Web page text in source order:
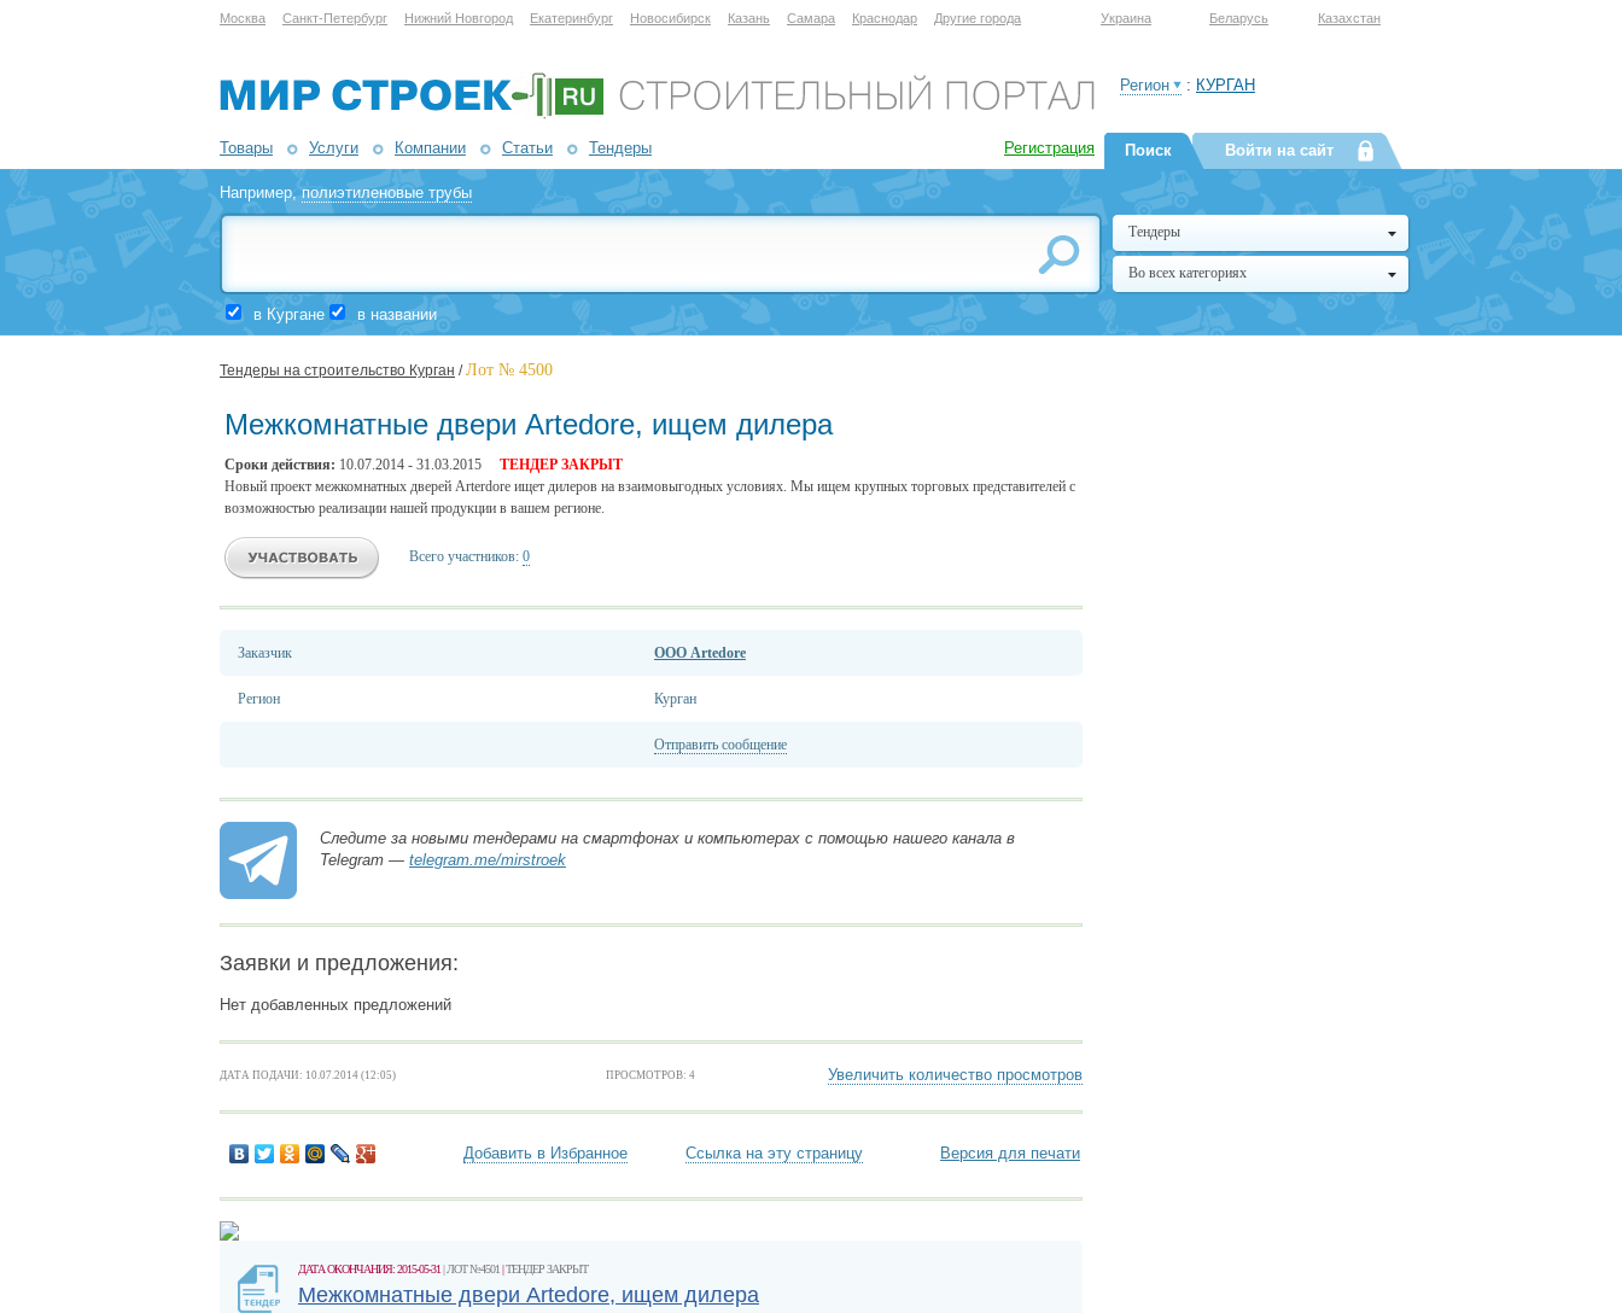
Москва Санкт-Петербург Нижний Новгород Екатеринбург Новосибирск Казань Самара Краснодар Другие города Украина Беларусь Казахстан
Товары Услуги Компании Статьи Тендеры Регистрация
Регион : КУРГАН
Например,полиэтиленовые трубы
в Кургане в названии
Поиск Войти на сайт
Тендеры
Во всех категориях
Тендеры на строительство Курган /Лот № 4500
Межкомнатные двери Artedore, ищем дилера
Сроки действия: 10.07.2014 - 31.03.2015
ТЕНДЕР ЗАКРЫТ
Новый проект межкомнатных дверей Arterdore ищет дилеров на взаимовыгодных условиях. Мы ищем крупных торговых представителей с
возможностью реализации нашей продукции в вашем регионе.
Всего участников: 0
Заказчик ООО Artedore
Регион Курган
Отправить сообщение
Следите за новыми тендерами на смартфонах и компьютерах с помощью нашего канала в
Telegram — telegram.me/mirstroek
Заявки и предложения:
Нет добавленных предложений
ДАТА ПОДАЧИ: 10.07.2014 (12:05) ПРОСМОТРОВ: 4 Увеличить количество просмотров
Добавить в Избранное Ссылка на эту страницу Версия для печати
ДАТА ОКОНЧАНИЯ: 2015-05-31 | ЛОТ №4501 |ТЕНДЕР ЗАКРЫТ
Межкомнатные двери Artedore, ищем дилера